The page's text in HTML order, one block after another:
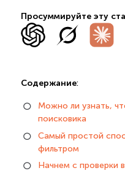
Просуммируйте эту
Содержание:
Можно ли узнать,
поисковика
Самый простой
фильтром
Начнем с проверки